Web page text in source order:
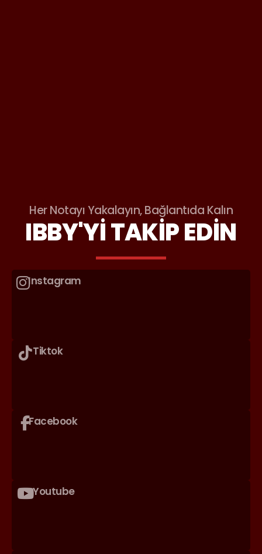
Her Notayı Yakalayın, Bağlantıda Kalın
IBBY'YI TAKIP EDIN
Instagram
Tiktok
Facebook
Youtube